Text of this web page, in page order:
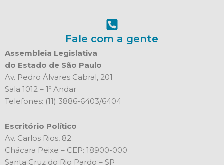
Fale com a gente
Assembleia Legislativa
do Estado de São Paulo
Av. Pedro Álvares Cabral, 201
Sala 1012 – 1º Andar
Telefones: (11) 3886-6403/6404
Escritório Político
Av. Carlos Rios, 82
Chácara Peixe – CEP: 18900-000
Santa Cruz do Rio Pardo – SP